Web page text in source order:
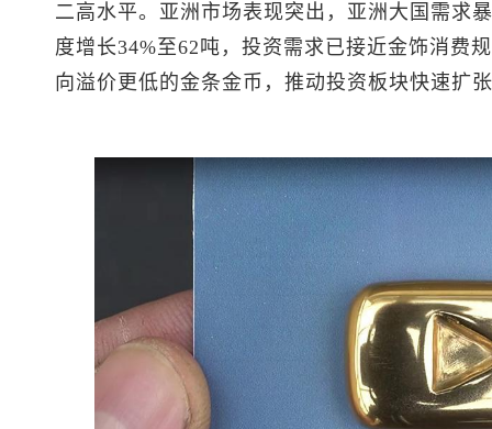
二高水平。亚洲市场表现突出，亚洲大国需求
度增长34%至62吨，投资需求已接近金饰消费
向溢价更低的金条金币，推动投资板块快速扩